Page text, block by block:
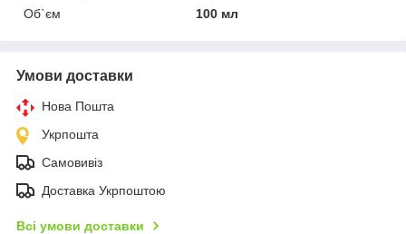
Об`єм
100 мл
Умови доставки
Нова Пошта
Укрпошта
Самовивіз
Доставка Укрпоштою
Всі умови доставки